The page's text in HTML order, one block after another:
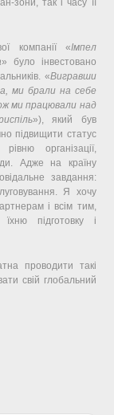
зони, так і часу її
компанії «Імпел
» було інвестовано
«Вигравши
ми брали на себе
ми працювали над
»), який був
підвищити статус
організації,
Адже на країну
завдання:
Я хочу
і всім тим,
підготовку і
проводити такі
свій глобальний